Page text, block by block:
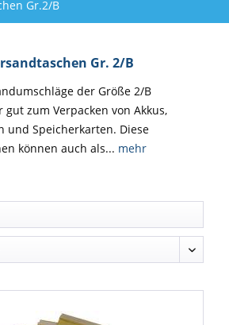
Gr.2/B
Gr. 2/B
der Größe 2/B
gut zum Verpacken von Akkus,
und Speicherkarten. Diese
können auch als... mehr